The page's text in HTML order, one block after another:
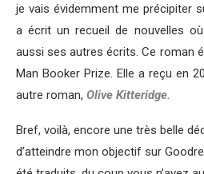
je vais évidemment me précipiter
a écrit un recueil de nouvelles
aussi ses autres écrits. Ce roman
Man Booker Prize. Elle a reçu en
autre roman, Olive Kitteridge.
Bref, voilà, encore une très belle
d’atteindre mon objectif sur